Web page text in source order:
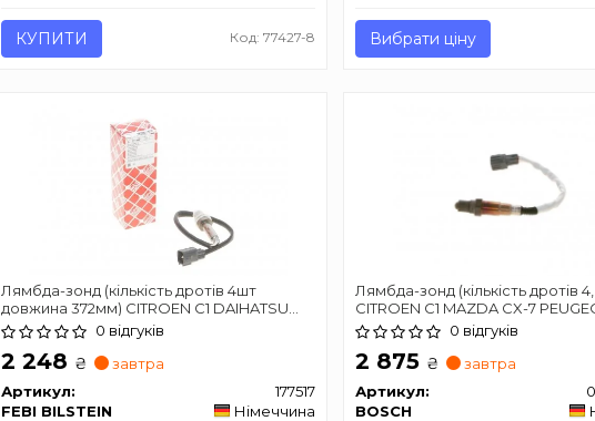
КУПИТИ Код: 77427-8 Вибрати ціну
Лямбда-зонд (кількість дротів 4шт
довжина 372мм) CITROEN C1 DAIHATSU
SIRION PEUGEOT 107 TOYOTA AYGO,
AYGO/HATCHBACK, YARIS,
YARIS/HATCHBACK 1KR-
FE/CFA(384F)/CFB(1KR) 01.05-06.20
0 відгуків
2 248 ₴
завтра
Артикул:
177517
FEBI BILSTEIN
Німеччина
Лямбда-зонд (кількість дротів
CITROEN C1 MAZDA CX-7
TOYOTA AVENSIS, AYGO,
AYGO/HATCHBACK, RAV 4 II,
04.99-09.14
0 відгуків
2 875 ₴
завтра
Артикул:
BOSCH